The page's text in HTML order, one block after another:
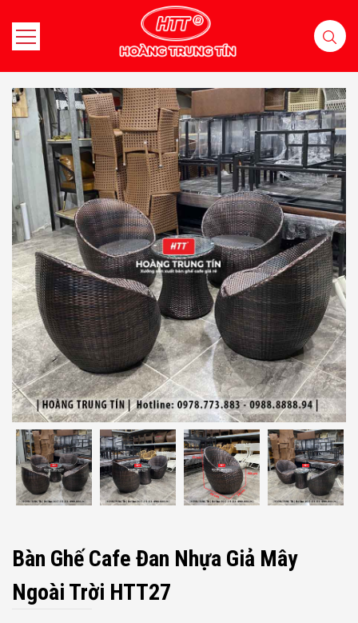
Bàn Ghế Cafe Đan Nhựa Giả Mây
Ngoài Trời HTT27